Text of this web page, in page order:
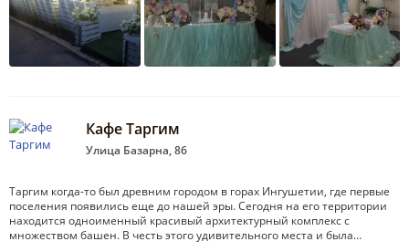
Кафе Таргим
Улица Базарна, 86
Таргим когда-то был древним городом в горах Ингушетии, где первые
поселения появились еще до нашей эры. Сегодня на его территории
находится одноименный красивый архитектурный комплекс с
множеством башен. В честь этого удивительного места и была…